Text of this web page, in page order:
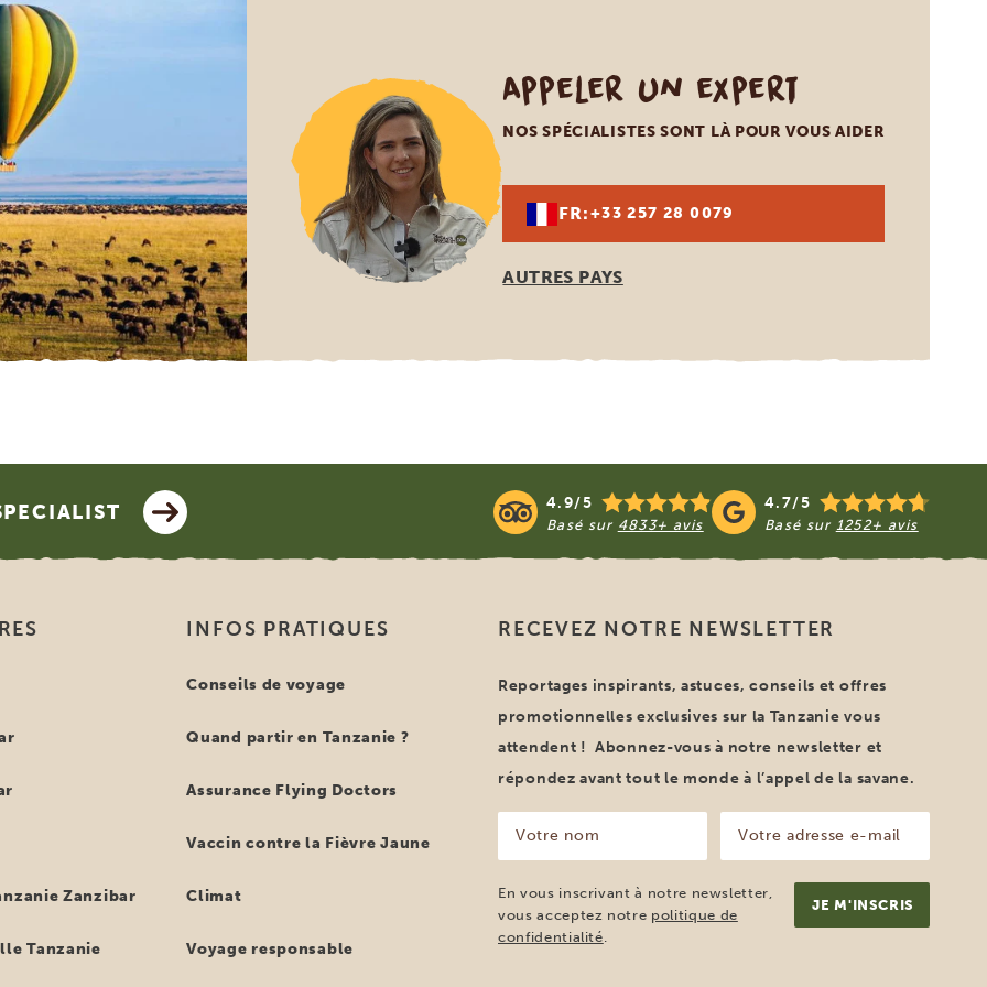
Appeler un expert
NOS SPÉCIALISTES SONT LÀ POUR VOUS AIDER
FR:+33 257 28 0079
AUTRES PAYS
4.9/5
Basé sur 4833+ avis
4.7/5
Basé sur 1252+ avis
Zanzibar
Tanzanie
INFOS PRATIQUES
Conseils de voyage
Quand partir en Tanzanie ?
Assurance Flying Doctors
Vaccin contre la Fièvre Jaune
Climat
Voyage responsable
RECEVEZ NOTRE NEWSLETTER
Reportages inspirants, astuces, conseils et offres
promotionnelles exclusives sur la Tanzanie vous
attendent ! Abonnez-vous à notre newsletter et
répondez avant tout le monde à l’appel de la savane.
nom
(Nécessaire)
adresse
e-
mail
(Nécessaire)
En vous inscrivant à notre newsletter,
vous acceptez notre politique de
confidentialité.